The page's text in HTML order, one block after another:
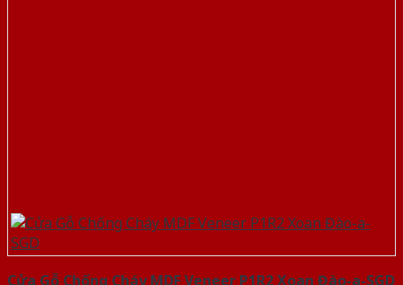
Cửa Gỗ Chống Cháy MDF Veneer P1R2 Xoan Đào-a-SGD